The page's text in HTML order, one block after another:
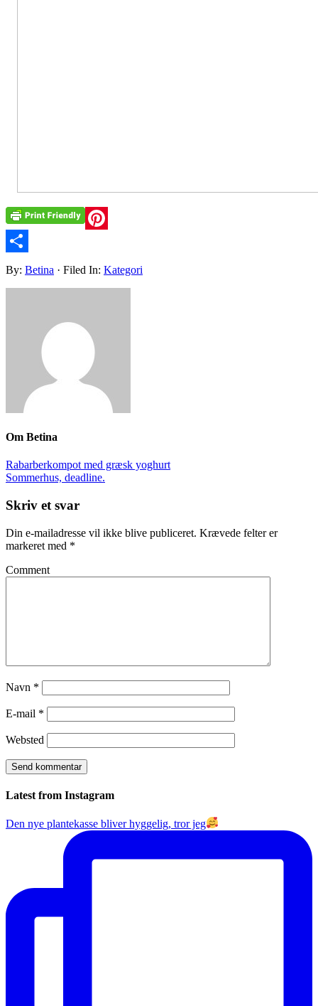
Pinterest
Share
By: Betina · Filed In: Kategori
Om Betina
Rabarberkompot med græsk yoghurt
Sommerhus, deadline.
Skriv et svar
Din e-mailadresse vil ikke blive publiceret. Krævede felter er
markeret med *
Comment
Navn *
E-mail *
Websted
Latest from Instagram
Den nye plantekasse bliver hyggelig, tror jeg